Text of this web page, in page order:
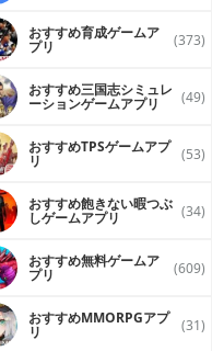
おすすめ育成ゲームア
プリ (373)
おすすめ三国志シミュレ
ーションゲームアプリ (49)
おすすめTPSゲームアプ
リ (53)
おすすめ飽きない暇つぶ
しゲームアプリ (34)
おすすめ無料ゲームア
プリ (609)
おすすめ MMORPGアプ
リ (31)